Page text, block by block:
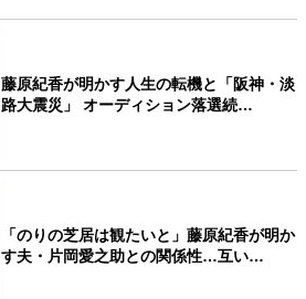
藤原紀香が明かす人生の転機と「阪神・淡
路大震災」 オーディション落選続…
「のりの芝居は観たいと」藤原紀香が明か
す夫・片岡愛之助との関係性…互い…